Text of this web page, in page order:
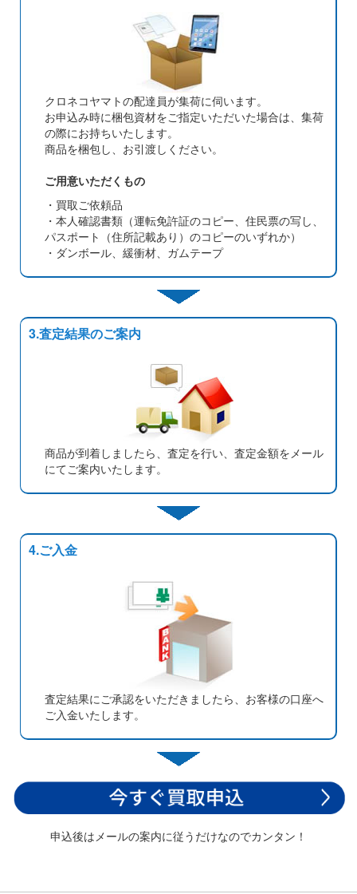
クロネコヤマトの配達員が集荷に伺います。
お申込み時に梱包資材をご指定いただいた場合は、集荷
の際にお持ちいたします。
商品を梱包し、お引渡しください。
ご用意いただくもの
・買取ご依頼品
・本人確認書類（運転免許証のコピー、住民票の写し、
パスポート（住所記載あり）のコピーのいずれか）
・ダンボール、緩衝材、ガムテープ
3.査定結果のご案内
商品が到着しましたら、査定を行い、査定金額をメール
にてご案内いたします。
4.ご入金
査定結果にご承認をいただきましたら、お客様の口座へ
ご入金いたします。
申込後はメールの案内に従うだけなのでカンタン！